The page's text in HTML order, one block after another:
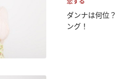
ダンナは何位
ング！